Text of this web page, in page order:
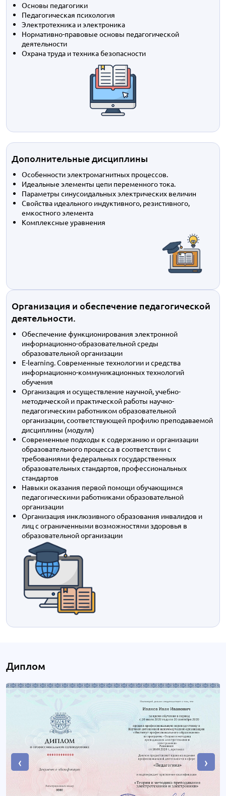
Основы педагогики
Педагогическая психология
Электротехника и электроника
Нормативно-правовые основы педагогической
деятельности
Охрана труда и техника безопасности
Дополнительные дисциплины
Особенности электромагнитных процессов.
Идеальные элементы цепи переменного тока.
Параметры синусоидальных электрических величин
Свойства идеального индуктивного, резистивного,
емкостного элемента
Комплексные уравнения
Организация и обеспечение педагогической
деятельности.
Обеспечение функционирования электронной
информационно-образовательной среды
образовательной организации
E-learning. Современные технологии и средства
информационно-коммуникационных технологий
обучения
Организация и осуществление научной, учебно-
методической и практической работы научно-
педагогическим работником образовательной
организации, соответствующей профилю преподаваемой
дисциплины (модуля)
Современные подходы к содержанию и организации
образовательного процесса в соответствии с
требованиями федеральных государственных
образовательных стандартов, профессиональных
стандартов
Навыки оказания первой помощи обучающимся
педагогическими работниками образовательной
организации
Организация инклюзивного образования инвалидов и
лиц с ограниченными возможностями здоровья в
образовательной организации
Диплом
‹ ›